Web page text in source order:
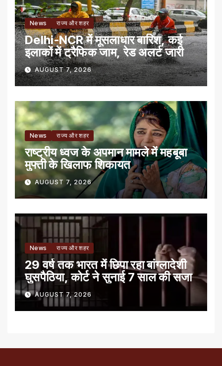
News राज्य और शहर
Delhi-NCR में मूसलाधार बारिश, कई
इलाकों में ट्रैफिक जाम, रेड अलर्ट जारी
AUGUST 7, 2026
News राज्य और शहर
राष्ट्रीय ध्वज के अपमान मामले में महबूबा
मुफ्ती के खिलाफ शिकायत
AUGUST 7, 2026
News राज्य और शहर
29 वर्ष तक भारत में छिपा रहा बांग्लादेशी
घुसपैठिया, कोर्ट ने सुनाई 7 साल की सजा
AUGUST 7, 2026